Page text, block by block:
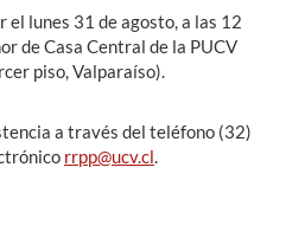
lunes 31 de agosto, a las 12
de Casa Central de la PUCV
piso, Valparaíso).
a través del teléfono (32)
rrpp@ucv.cl.